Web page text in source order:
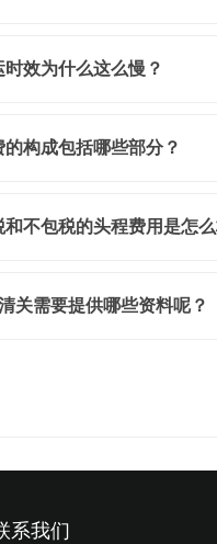
效为什么这么慢？
构成包括哪些部分？
不包税的头程费用是怎
关需要提供哪些资料呢？
系我们